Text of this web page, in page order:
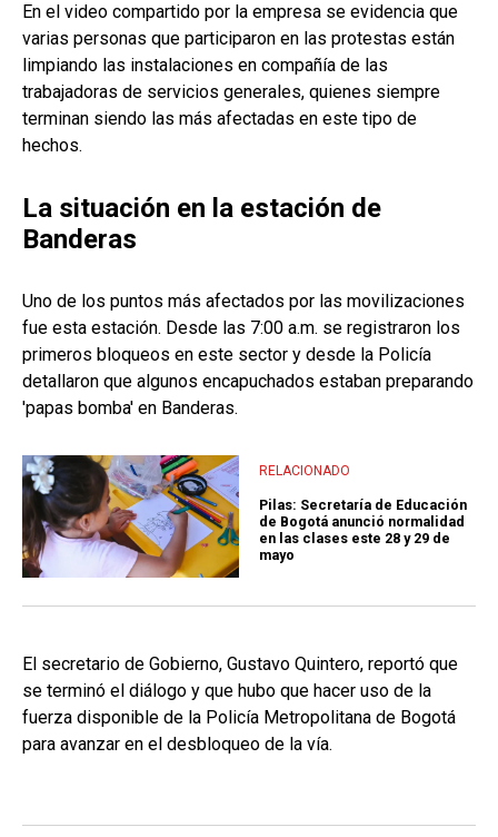
En el video compartido por la empresa se evidencia que
varias personas que participaron en las protestas están
limpiando las instalaciones en compañía de las
trabajadoras de servicios generales, quienes siempre
terminan siendo las más afectadas en este tipo de
hechos.
La situación en la estación de
Banderas
Uno de los puntos más afectados por las movilizaciones
fue esta estación. Desde las 7:00 a.m. se registraron los
primeros bloqueos en este sector y desde la Policía
detallaron que algunos encapuchados estaban preparando
'papas bomba' en Banderas.
RELACIONADO
Pilas: Secretaría de Educación
de Bogotá anunció normalidad
en las clases este 28 y 29 de
mayo
El secretario de Gobierno, Gustavo Quintero, reportó que
se terminó el diálogo y que hubo que hacer uso de la
fuerza disponible de la Policía Metropolitana de Bogotá
para avanzar en el desbloqueo de la vía.